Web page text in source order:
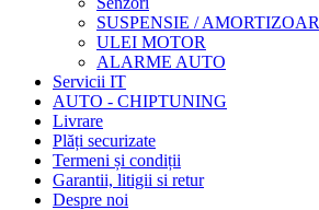
SUSPENSIE / AMORTIZOAR
ULEI MOTOR
ALARME AUTO
Servicii IT
AUTO - CHIPTUNING
Livrare
Plăți securizate
Termeni și condiții
Garantii, litigii si retur
Despre noi